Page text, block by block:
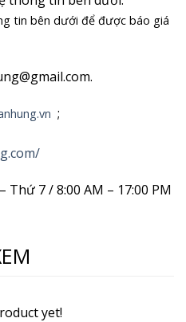
tin bên dưới để được báo giá
;
Thứ 7 / 8:00 AM – 17:00 PM
yet!